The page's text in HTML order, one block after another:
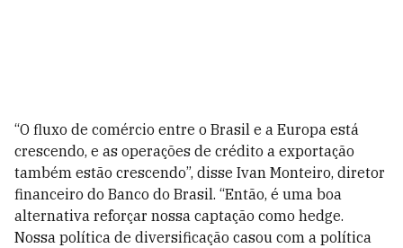
“O fluxo de comércio entre o Brasil e a Europa está
crescendo, e as operações de crédito a exportação
também estão crescendo”, disse Ivan Monteiro, diretor
financeiro do Banco do Brasil. “Então, é uma boa
alternativa reforçar nossa captação como hedge.
Nossa política de diversificação casou com a política